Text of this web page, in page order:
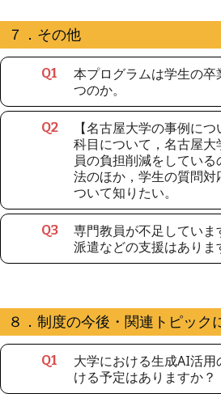
７．その他
Q1
本プログラムは学生の
つのか。
Q2
【名古屋大学の事例に
科目について，名古屋
員の負担削減をしてい
法のほか，学生の質問
ついて知りたい。
Q3
専門教員が不足してい
派遣などの支援はありま
８．制度の今後・関連トピック
Q1
大学における生成AI活
ける予定はありますか？